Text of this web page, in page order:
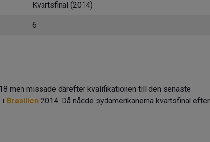
Kvartsfinal (2014)
6
men missade därefter kvalifikationen till den senaste
i Brasilien 2014. Då nådde sydamerikanerna kvartsfinal efter